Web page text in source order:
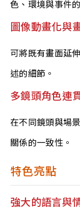
色、環境與事件
圖像動畫化與
可將既有畫面延
述的細節。
多鏡頭角色連
在不同鏡頭與場
關係的一致性。
特色亮點
強大的語言與